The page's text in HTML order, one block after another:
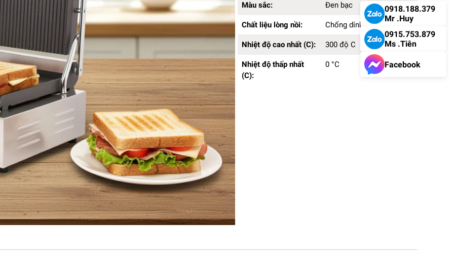
Màu sắc: Đen bạc
Chất liệu lòng nồi: Chống dính cao cấp
Nhiệt độ cao nhất (C): 300 độ C
Nhiệt độ thấp nhất
(C):
0 °C
0918.188.379
Mr .Huy
0915.753.879
Ms .Tiên
Facebook